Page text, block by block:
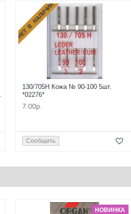
НЕТ В НАЛИЧИИ
130/705H Кожа № 90-100 5шт.
*02276*
7.00р.
Сообщить
НОВИНКА